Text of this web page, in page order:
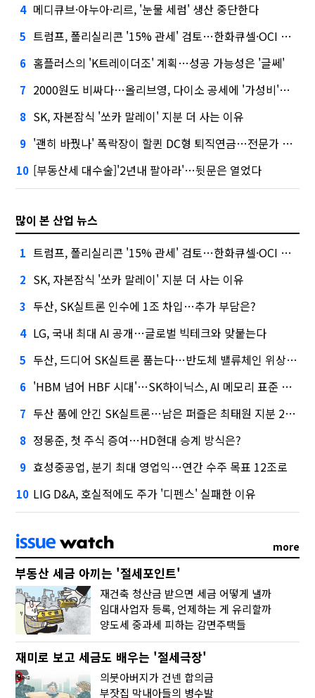
4 메디큐브·아누아·리르, '눈물 세럼' 생산 중단한다
5 트럼프, 폴리실리콘 '15% 관세' 검토…한화큐셀·OCI 영향은?
6 홈플러스의 'K트레이더조' 계획…성공 가능성은 '글쎄'
7 2000원도 비싸다…올리브영, 다이소 공세에 '가성비'로 맞불
8 SK, 자본잠식 '쏘카 말레이' 지분 더 사는 이유
9 '괜히 바꿨나' 폭락장이 할퀸 DC형 퇴직연금…전문가 조언은
10 [부동산세 대수술]'2년내 팔아라'…뒷문은 열었다
많이 본 산업 뉴스
1 트럼프, 폴리실리콘 '15% 관세' 검토…한화큐셀·OCI 영향은?
2 SK, 자본잠식 '쏘카 말레이' 지분 더 사는 이유
3 두산, SK실트론 인수에 1조 차입…추가 부담은?
4 LG, 국내 최대 AI 공개…글로벌 빅테크와 맞붙는다
5 두산, 드디어 SK실트론 품는다…반도체 밸류체인 위상 강화
6 'HBM 넘어 HBF 시대'…SK하이닉스, AI 메모리 표준 선점 나섰다
7 두산 품에 안긴 SK실트론…남은 퍼즐은 최태원 지분 29.4%
8 정몽준, 첫 주식 증여…HD현대 승계 방식은?
9 효성중공업, 분기 최대 영업익…연간 수주 목표 12조로
10 LIG D&A, 호실적에도 주가 '디펜스' 실패한 이유
more
부동산 세금 아끼는 '절세포인트'
재건축 청산금 받으면 세금 어떻게 낼까
임대사업자 등록, 언제하는 게 유리할까
양도세 중과세 피하는 감면주택들
재미로 보고 세금도 배우는 '절세극장'
의붓아버지가 건넨 합의금
부잣집 막내아들의 병수발